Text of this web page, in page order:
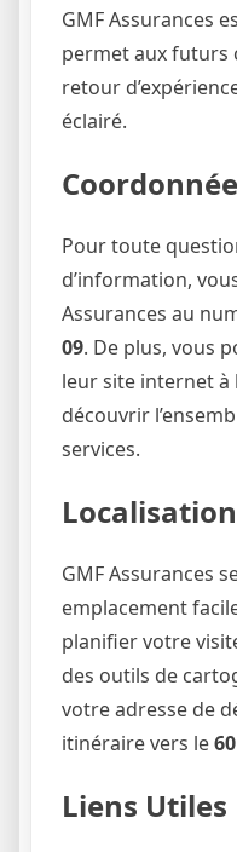
GMF Assurances
permet aux futurs
retour
éclairé.
Pour toute
d’information,
Assurances au
09. De plus, vous
leur site internet à
découvrir
services.
GMF Assurances
emplacement
planifier votre
des outils de
votre adresse de
itinéraire vers le
Liens Utiles